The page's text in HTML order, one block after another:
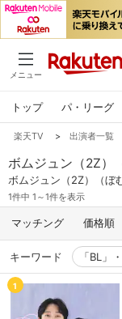
メニュー
トップ パ・リーグ
楽天TV > 出演者一覧
ボムジュン（2Z）
ボムジュン（2Z）（ぼ
1件中 1～1件を表示
マッチング 価格順
キーワード 「BL」
1